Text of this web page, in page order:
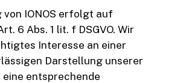
von IONOS erfolgt auf
6 Abs. 1 lit. f DSGVO. Wir
Interesse an einer
Darstellung unserer
entsprechende